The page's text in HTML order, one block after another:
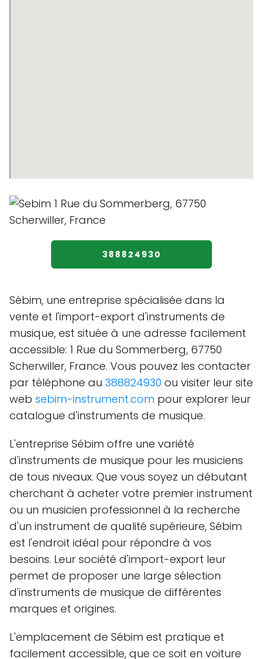
388824930
Sébim, une entreprise spécialisée dans la
vente et l'import-export d'instruments de
musique, est située à une adresse facilement
accessible: 1 Rue du Sommerberg, 67750
Scherwiller, France. Vous pouvez les contacter
par téléphone au 388824930 ou visiter leur site
web sebim-instrument.com pour explorer leur
catalogue d'instruments de musique.
L'entreprise Sébim offre une variété
d'instruments de musique pour les musiciens
de tous niveaux. Que vous soyez un débutant
cherchant à acheter votre premier instrument
ou un musicien professionnel à la recherche
d'un instrument de qualité supérieure, Sébim
est l'endroit idéal pour répondre à vos
besoins. Leur société d'import-export leur
permet de proposer une large sélection
d'instruments de musique de différentes
marques et origines.
L'emplacement de Sébim est pratique et
facilement accessible, que ce soit en voiture